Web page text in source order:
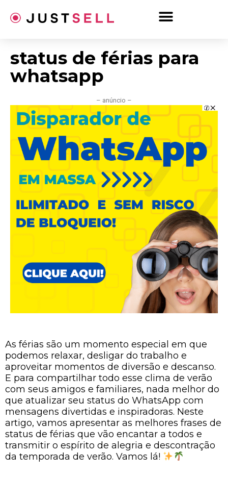
para
status de férias para
whatsapp
– anúncio –
As férias são um momento especial em que
podemos relaxar, desligar do trabalho e
aproveitar momentos de diversão e descanso.
E para compartilhar todo esse clima de verão
com seus amigos e familiares, nada melhor do
que atualizar seu status do WhatsApp com
mensagens divertidas e inspiradoras. Neste
artigo, vamos apresentar as melhores frases de
status de férias que vão encantar a todos e
transmitir o espírito de alegria e descontração
da temporada de verão. Vamos lá!